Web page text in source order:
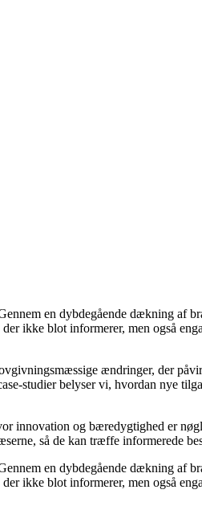
en dybdegående dækning af
ikke blot informerer, men også
ændringer, der
studier belyser vi, hvordan nye
innovation og bæredygtighed er
så de kan træffe informerede
en dybdegående dækning af
ikke blot informerer, men også